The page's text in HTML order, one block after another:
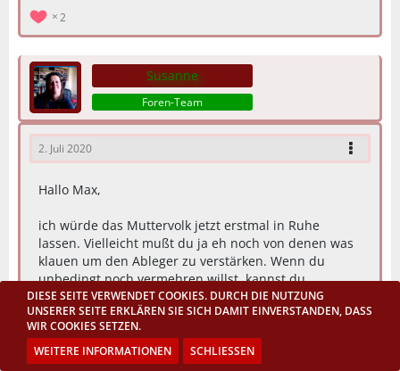
2
Susanne
Foren-Team
2. Juli 2020
Hallo Max,
ich würde das Muttervolk jetzt erstmal in Ruhe
lassen. Vielleicht mußt du ja eh noch von denen was
klauen um den Ableger zu verstärken. Wenn du
unbedingt noch vermehren willst, kannst du
probieren nach der Ernte mit den Flugbienen des
Altvolkes und einer neuen Königin einen Flugling zu
machen. Aber ich würde dir raten, halte doch lieber
erstmal die Füße still. Wenn du auch eigentlich keine
Kiste mehr frei hast, ist das echt ein Gemurkse. Wenn
DIESE SEITE VERWENDET COOKIES. DURCH DIE NUTZUNG
UNSERER SEITE ERKLÄREN SIE SICH DAMIT EINVERSTANDEN, DASS
WIR COOKIES SETZEN.
WEITERE INFORMATIONEN
SCHLIESSEN